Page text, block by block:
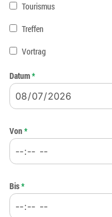
Tourismus
Treffen
Vortrag
Datum*
Von*
Bis*